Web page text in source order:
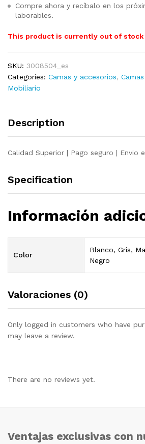
Compre ahora y recíbalo en los
laborables.
This product is currently out of stock
SKU: 3008504_es
Categories: Camas y accesorios,
Mobiliario
Description
Calidad Superior | Pago seguro | Envio
Specification
Información
Color
Blanco, Gris,
Negro
Valoraciones (0)
Only logged in customers who have
may leave a review.
There are no reviews yet.
Ventajas exclusivas con